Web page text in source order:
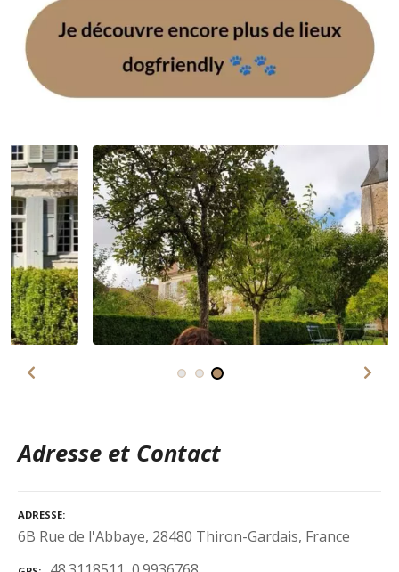
Adresse et Contact
ADRESSE
6B Rue de l'Abbaye, 28480 Thiron-Gardais, France